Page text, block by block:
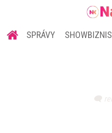
SPRÁVY SHOWBIZNIS